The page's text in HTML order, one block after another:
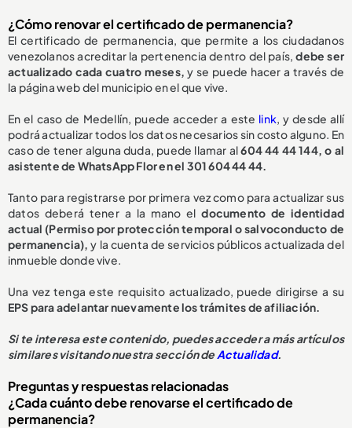
¿Cómo renovar el certificado de permanencia?
El certificado de permanencia, que permite a los ciudadanos
venezolanos acreditar la pertenencia dentro del país, debe ser
actualizado cada cuatro meses,y se puede hacer a través de
la página web del municipio en el que vive.
En el caso de Medellín, puede acceder a este link, y desde allí
podrá actualizar todos los datos necesarios sin costo alguno. En
caso de tener alguna duda, puede llamar al604 44 44 144, o al
asistente de WhatsApp Flor en el 301 604 44 44.
Tanto para registrarse por primera vez como para actualizar sus
datos deberá tener a la mano el documento de identidad
actual (Permiso por protección temporal o salvoconducto de
permanencia),y la cuenta de servicios públicos actualizada del
inmueble donde vive.
Una vez tenga este requisito actualizado, puede dirigirse a su
EPS para adelantar nuevamente los trámites de afiliación.
Si te interesa este contenido, puedes acceder a más artículos
similares visitando nuestra sección deActualidad.
Preguntas y respuestas relacionadas
¿Cada cuánto debe renovarse el certificado de
permanencia?